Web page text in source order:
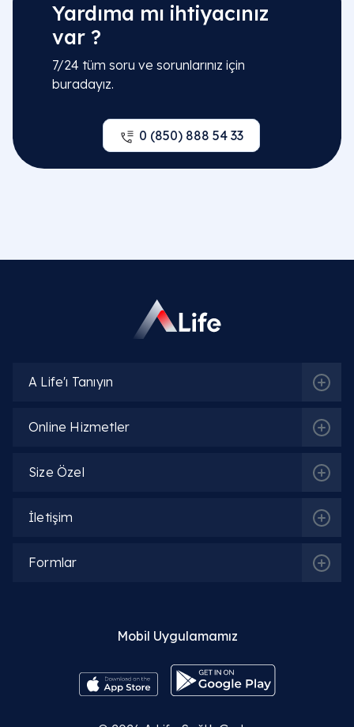
İlgili Bölümler
Acil Servis
İlgili Hekimler
Detaylı Bilgi
Dr. Sebghatullah Chaman
Yardıma mı ihtiyacınız
var ?
7/24 tüm soru ve sorunlarınız için
buradayız.
0 (850) 888 54 33
A Life'ı Tanıyın
Online Hizmetler
Size Özel
İletişim
Formlar
Mobil Uygulamamız